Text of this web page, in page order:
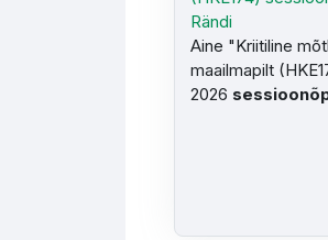
Rändi
Aine "Kriitiline
maailmapilt
2026